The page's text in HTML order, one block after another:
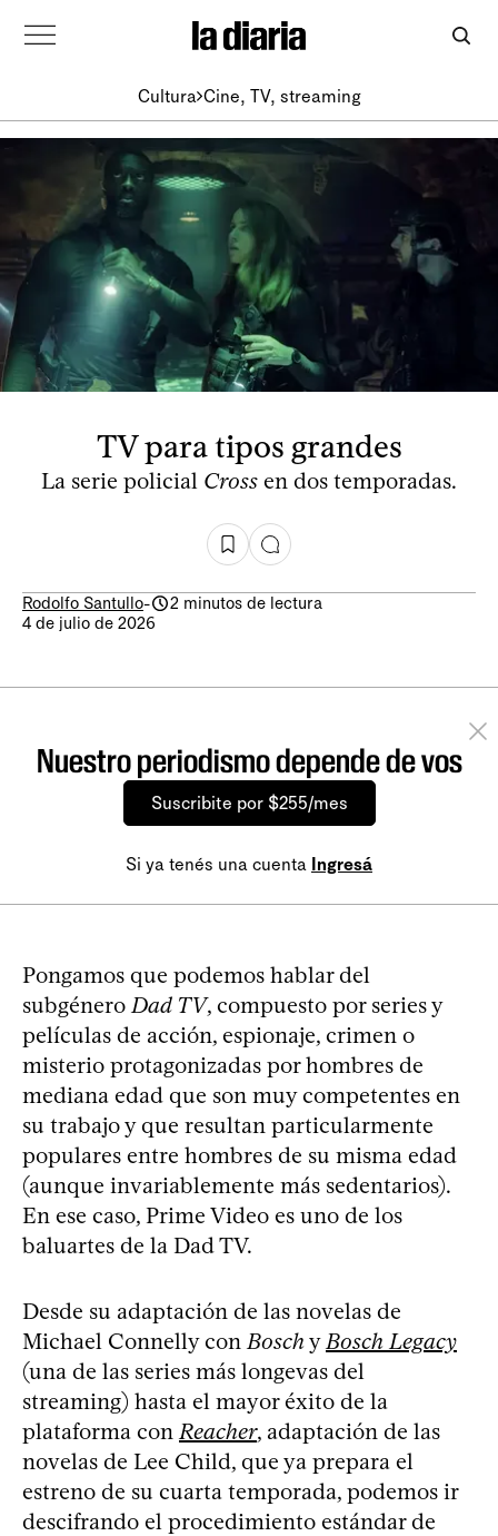
Cultura Cine, TV, streaming
TV para tipos grandes
La serie policial Cross en dos temporadas.
Rodolfo Santullo-
2 minutos de lectura
4 de julio de 2026
Nuestro periodismo depende de vos
Suscribite por $255/mes
Si ya tenés una cuenta Ingresá
Pongamos que podemos hablar del
subgéneroDad TV, compuesto por series y
películas de acción, espionaje, crimen o
misterio protagonizadas por hombres de
mediana edad que son muy competentes en
su trabajo y que resultan particularmente
populares entre hombres de su misma edad
(aunque invariablemente más sedentarios).
En ese caso, Prime Video es uno de los
baluartes de la Dad TV.
Desde su adaptación de las novelas de
Michael Connelly conBoschyBosch Legacy
(una de las series más longevas del
streaming) hasta el mayor éxito de la
plataforma conReacher, adaptación de las
novelas de Lee Child, que ya prepara el
estreno de su cuarta temporada, podemos ir
descifrando el procedimiento estándar de